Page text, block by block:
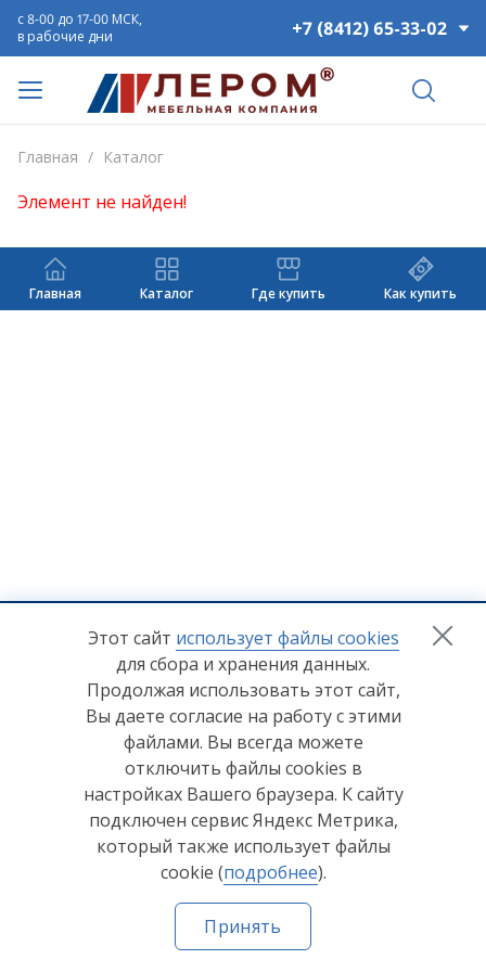
+7 (8412) 65-33-02
с 8-00 до 17-00 МСК,
в рабочие дни
Главная / Каталог
Элемент не найден!
Главная Каталог Где купить Как купить
+7 (8412) 65-33-00
info@lerom.ru
Согласие на обработку персональных данных
Политика конфиденциальности
Согласие на обработку персональных данных Яндекс
© ООО "Мебельная компания "Лером" 2026
Пенза-Онлайн
Этот сайт использует файлы cookies
для сбора и хранения данных.
Продолжая использовать этот сайт,
Вы даете согласие на работу с этими
файлами. Вы всегда можете
отключить файлы cookies в
настройках Вашего браузера. К сайту
подключен сервис Яндекс Метрика,
который также использует файлы
cookie (подробнее).
Принять